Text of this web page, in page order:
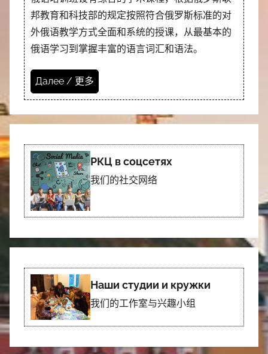
邦教育和科技部的规定按照符合俄罗斯标准的对
外俄语教学方式全面和系统的授课，从最基本的
俄语学习到掌握丰富的语言词汇和语法。
Далее / 更多
РКЦ в соцсетях
我们的社交网络
Наши студии и кружки
我们的工作室与兴趣小组